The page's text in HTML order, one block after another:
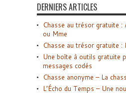
DERNIERS ARTICLES
Chasse au trésor gratuite :
ou Mme
Chasse au trésor gratuite :
Une boîte à outils gratuite
messages codés
Chasse anonyme – La
L’Écho du Temps – Une